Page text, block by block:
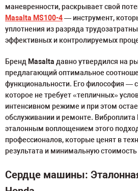
маневренности, раскрывает свой
Masalta MS100-4— инструмент,
уплотнения из разряда
эффективных и контролируемых
Бренд Masalta давно утвердился на
предлагающий оптимальное
функциональности. Его философия —
которое не требует «тепличных»
интенсивном режиме и при этом
обслуживании и ремонте. Виброплита
эталонным воплощением этого
профессионалов, которые ценят в
результата и минимальную
Сердце машины: